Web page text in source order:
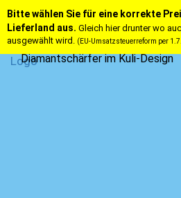
Bitte wählen Sie für eine korrekte
Lieferland aus. Gleich hier drunter wo
ausgewählt wird. (EU-Umsatzsteuerreform per
Diamantschärfer im Kuli-Design